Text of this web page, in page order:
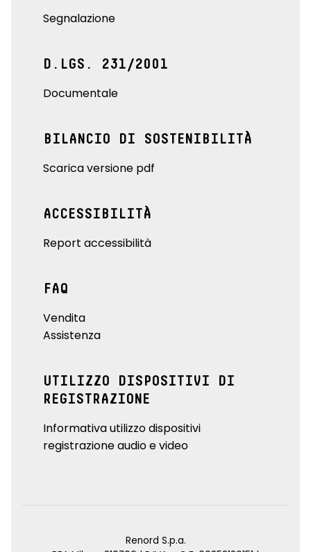
Segnalazione
D.LGS. 231/2001
Documentale
BILANCIO DI SOSTENIBILITÀ
Scarica versione pdf
ACCESSIBILITÀ
Report accessibilità
FAQ
Vendita
Assistenza
UTILIZZO DISPOSITIVI DI
REGISTRAZIONE
Informativa utilizzo dispositivi
registrazione audio e video
Renord S.p.a.